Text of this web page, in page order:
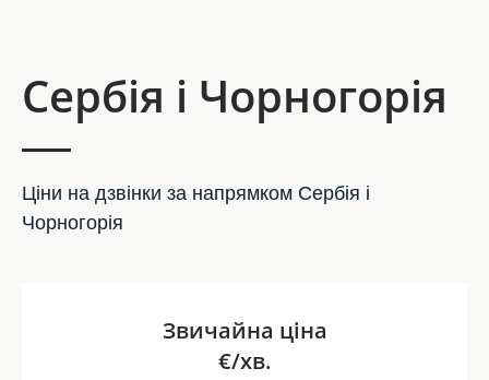
Сербія і Чорногорія
Ціни на дзвінки за напрямком Сербія і
Чорногорія
Звичайна ціна
€/хв.